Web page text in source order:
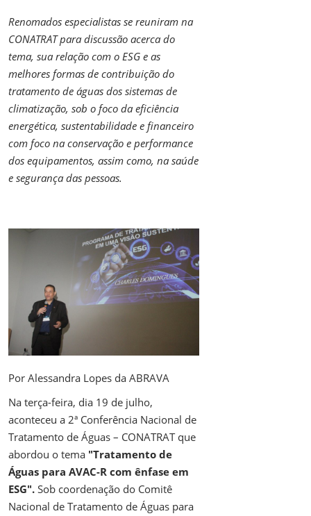
Renomados especialistas se reuniram na
CONATRAT para discussão acerca do
tema, sua relação com o ESG e as
melhores formas de contribuição do
tratamento de águas dos sistemas de
climatização, sob o foco da eficiência
energética, sustentabilidade e financeiro
com foco na conservação e performance
dos equipamentos, assim como, na saúde
e segurança das pessoas.
Por Alessandra Lopes da ABRAVA
Na terça-feira, dia 19 de julho,
aconteceu a 2ª Conferência Nacional de
Tratamento de Águas – CONATRAT que
abordou o tema "Tratamento de
Águas para AVAC-R com ênfase em
ESG". Sob coordenação do Comitê
Nacional de Tratamento de Águas para